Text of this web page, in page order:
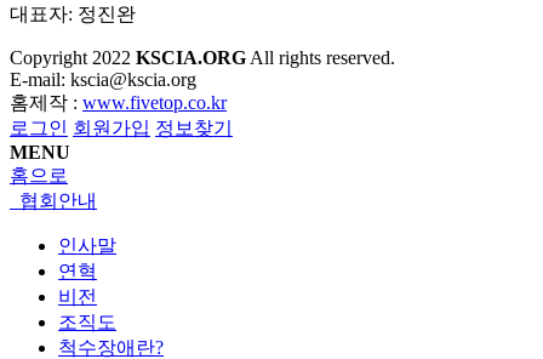
대표자: 정진완
Copyright 2022 KSCIA.ORG All rights reserved.
E-mail: kscia@kscia.org
홈제작 : www.fivetop.co.kr
로그인 회원가입 정보찾기
MENU
홈으로
협회안내
인사말
연혁
비전
조직도
척수장애란?